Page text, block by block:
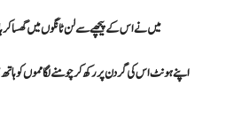
میں نے اس کے پیچھے سے لن ٹانگوں میں گھسا
اپنے ہونٹ اس کی گردن پر رکھ کر چومنے لگا مموں کو